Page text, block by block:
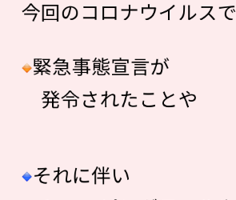
今回のコロナウイルスで
緊急事態宣言が
発令されたことや
それに伴い